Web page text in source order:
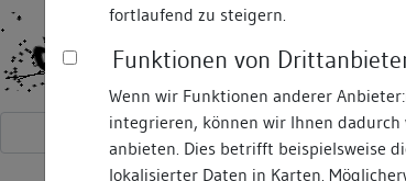
fortlaufend zu steigern.
Funktionen von
Wenn wir Funktionen anderer
integrieren, können wir Ihnen
anbieten. Dies betrifft beispielsweise
lokalisierter Daten in Karten.